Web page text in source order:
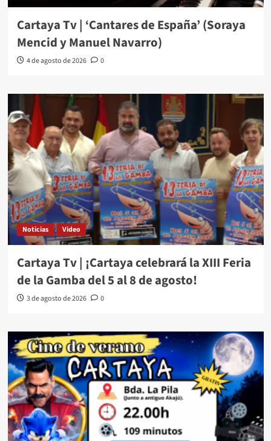
Cartaya Tv | ‘Cantares de España’ (Soraya
Mencid y Manuel Navarro)
4 de agosto de 2026 0
Noticias Video
Cartaya Tv | ¡Cartaya celebrará la XIII Feria
de la Gamba del 5 al 8 de agosto!
3 de agosto de 2026 0